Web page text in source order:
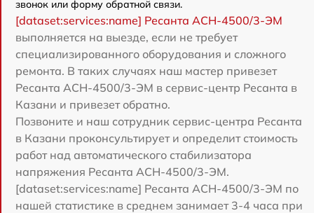
звонок или форму обратной связи.
[dataset:services:name] Ресанта АСН-4500/3-ЭМ
выполняется на выезде, если не требует
специализированного оборудования и сложного
ремонта. В таких случаях наш мастер привезет
Ресанта АСН-4500/3-ЭМ в сервис-центр Ресанта в
Казани и привезет обратно.
Позвоните и наш сотрудник сервис-центра Ресанта
в Казани проконсультирует и определит стоимость
работ над автоматического стабилизатора
напряжения Ресанта АСН-4500/3-ЭМ.
[dataset:services:name] Ресанта АСН-4500/3-ЭМ по
нашей статистике в среднем занимает 3-4 часа при